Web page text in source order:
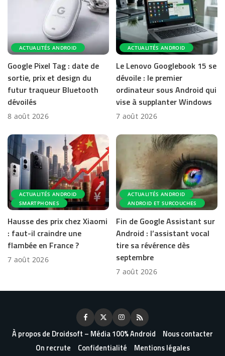
ACTUALITÉS ANDROID
Google Pixel Tag : date de
sortie, prix et design du
futur traqueur Bluetooth
dévoilés
8 août 2026
ACTUALITÉS ANDROID
Le Lenovo Googlebook 15 se
dévoile : le premier
ordinateur sous Android qui
vise à supplanter Windows
7 août 2026
ACTUALITÉS ANDROID
SMARTPHONES
Hausse des prix chez Xiaomi
: faut-il craindre une
flambée en France ?
7 août 2026
ACTUALITÉS ANDROID
ANDROID ET SURCOUCHES
Fin de Google Assistant sur
Android : l’assistant vocal
tire sa révérence dès
septembre
7 août 2026
À propos de Droidsoft – Média 100% Android
Nous contacter
On recrute
Confidentialité Mentions légales